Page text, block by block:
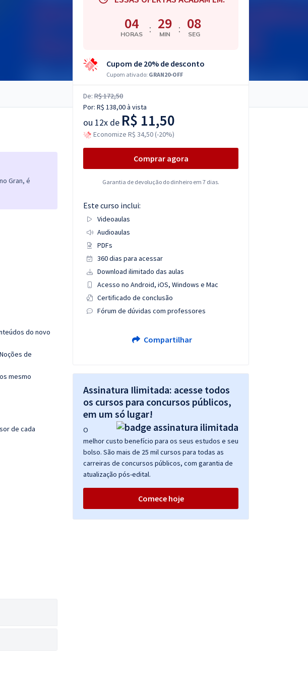
Gran, é
do novo
de
mesmo
de cada
04
HORAS : 29
MIN : 07
SEG
Cupom de 20% de desconto
Cupom ativado: GRAN20-OFF
De: R$ 172,50
Por: R$ 138,00à vista
ou 12x de R$ 11,50
Economize R$ 34,50 (-20%)
Comprar agora
Garantia de devolução do dinheiro em 7 dias.
Este curso inclui:
Videoaulas
Audioaulas
PDFs
360 dias para acessar
Download ilimitado das aulas
Acesso no Android, iOS, Windows e Mac
Certificado de conclusão
Fórum de dúvidas com professores
Compartilhar
Assinatura Ilimitada: acesse todos
os cursos para concursos públicos,
em um só lugar!
O
melhor custo benefício para os seus estudos e seu
bolso. São mais de 25 mil cursos para todas as
carreiras de concursos públicos, com garantia de
atualização pós-edital.
Comece hoje